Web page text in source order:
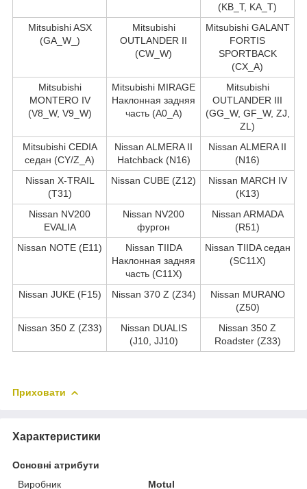
(KB_T, KA_T)
Mitsubishi ASX
(GA_W_)
Mitsubishi
OUTLANDER II
(CW_W)
Mitsubishi GALANT
FORTIS
SPORTBACK
(CX_A)
Mitsubishi
MONTERO IV
(V8_W, V9_W)
Mitsubishi MIRAGE
Наклонная задняя
часть (A0_A)
Mitsubishi
OUTLANDER III
(GG_W, GF_W, ZJ,
ZL)
Mitsubishi CEDIA
седан (CY/Z_A)
Nissan ALMERA II
Hatchback (N16)
Nissan ALMERA II
(N16)
Nissan X-TRAIL
(T31)
Nissan CUBE (Z12)
Nissan MARCH IV
(K13)
Nissan NV200
EVALIA
Nissan NV200
фургон
Nissan ARMADA
(R51)
Nissan NOTE (E11)
Nissan TIIDA
Наклонная задняя
часть (C11X)
Nissan TIIDA седан
(SC11X)
Nissan JUKE (F15) Nissan 370 Z (Z34)
Nissan MURANO
(Z50)
Nissan 350 Z (Z33)
Nissan DUALIS
(J10, JJ10)
Nissan 350 Z
Roadster (Z33)
Приховати
Характеристики
Основні атрибути
Виробник
Motul